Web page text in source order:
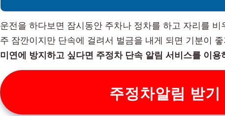
운전을 하다보면 잠시동안 주차나 정차를 하고 자리를
주 잠깐이지만 단속에 걸려서 벌금을 내게 되면 기분이
미연에 방지하고 싶다면 주정차 단속 알림 서비스를 이용
주정차알림 받기